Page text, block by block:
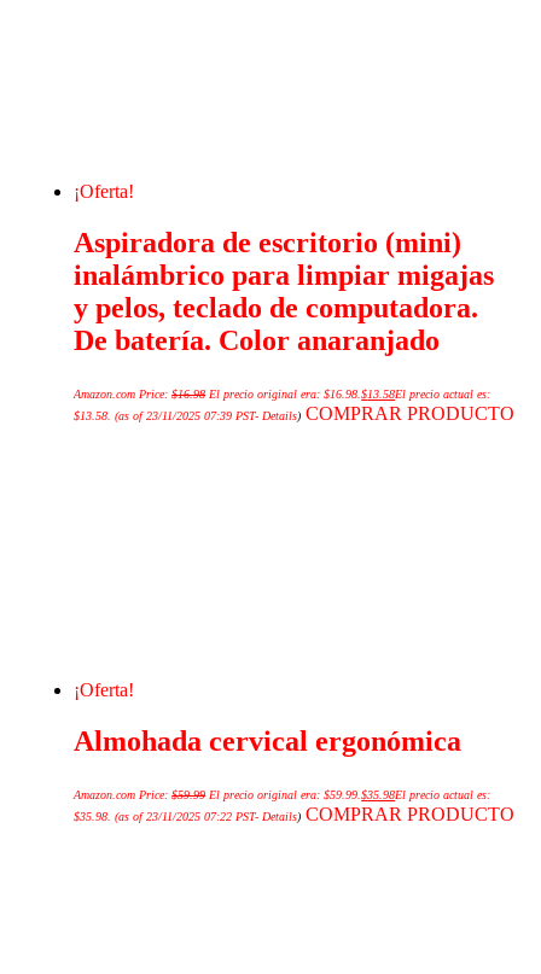
¡Oferta!
Aspiradora de escritorio (mini)
inalámbrico para limpiar migajas
y pelos, teclado de computadora.
De batería. Color anaranjado
Amazon.com Price:$16.98 El precio original era: $16.98.$13.58El precio actual es:
$13.58. (as of 23/11/2025 07:39 PST- Details) COMPRAR PRODUCTO
¡Oferta!
Almohada cervical ergonómica
Amazon.com Price:$59.99 El precio original era: $59.99.$35.98El precio actual es:
$35.98. (as of 23/11/2025 07:22 PST- Details) COMPRAR PRODUCTO